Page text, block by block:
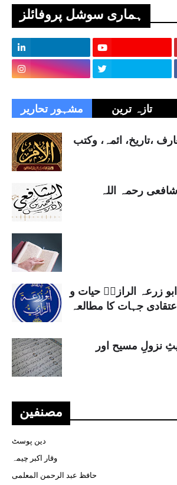
ہماری سوشل پروفائلز
مشہور تحاریر تازہ ترین
،تاریخ، ائمہ، وکتب
رحمہ اللہ
زرعہ الرازیؒ حیات و
جہات کا مطالعہ
نزولِ مسیح اور
مصنفین
دین پوسٹ
وقار اکبر چیمہ
حافظ عبد الرحمن المعلمی